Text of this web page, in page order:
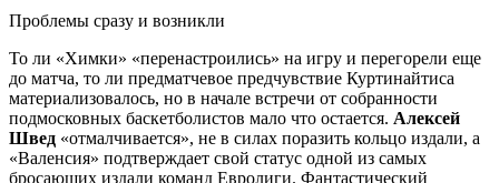
Проблемы сразу и возникли
То ли «Химки» «перенастроились» на игру и перегорели еще
до матча, то ли предматчевое предчувствие Куртинайтиса
материализовалось, но в начале встречи от собранности
подмосковных баскетболистов мало что остается. Алексей
Швед «отмалчивается», не в силах поразить кольцо издали, а
«Валенсия» подтверждает свой статус одной из самых
бросающих издали команд Евролиги. Фантастический